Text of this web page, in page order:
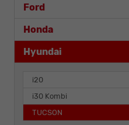
Ford
Honda
Hyundai
i20
i30 Kombi
TUCSON